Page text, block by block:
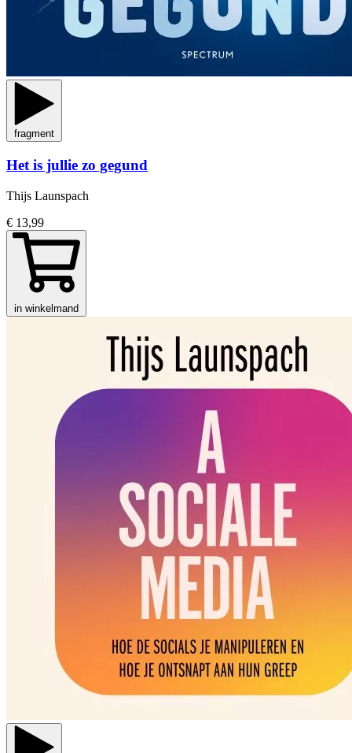
fragment
Het is jullie zo gegund
Thijs Launspach
€ 13,99
in winkelmand